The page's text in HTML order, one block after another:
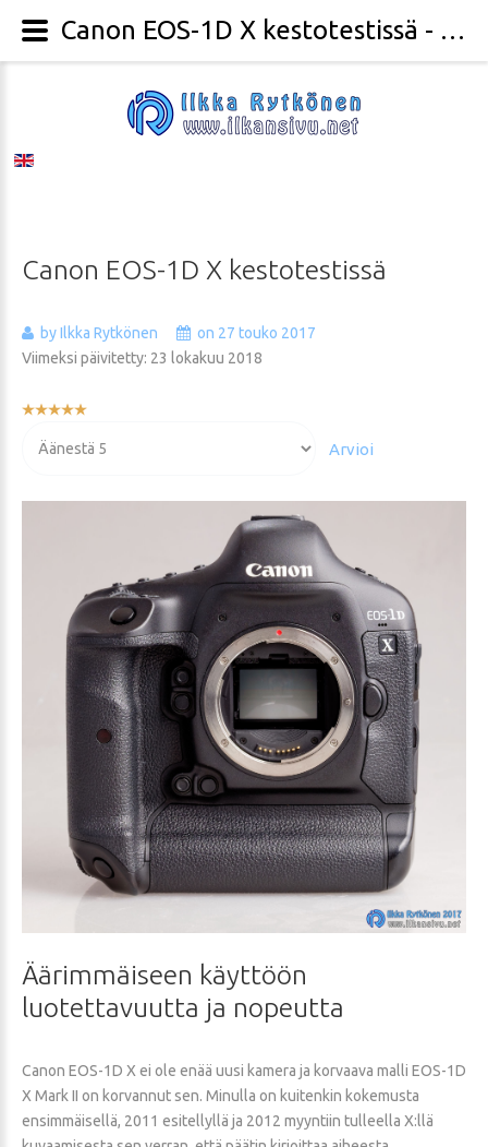
Canon EOS-1D X kestotestissä
by Ilkka Rytkönen
on 27 touko 2017
Viimeksi päivitetty: 23 lokakuu 2018
Käyttäjän
arvioida
Äärimmäiseen käyttöön
luotettavuutta ja nopeutta
Canon EOS-1D X ei ole enää uusi kamera ja korvaava malli EOS-1D
X Mark II on korvannut sen. Minulla on kuitenkin kokemusta
ensimmäisellä, 2011 esitellyllä ja 2012 myyntiin tulleella X:llä
Canon EOS-1D X kestotestissä - Valokuvaaja Ilkka Rytkönen